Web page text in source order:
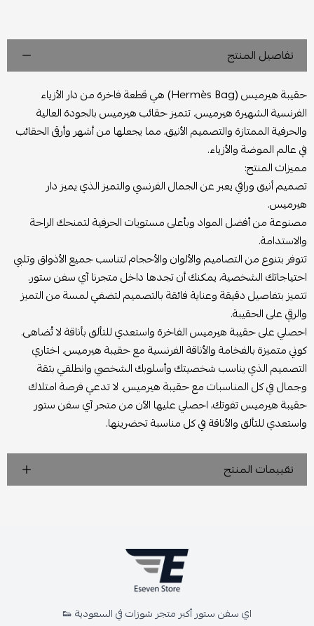
تفاصيل المنتج
حقيبة هيرميس (Hermès Bag) هي قطعة فاخرة من دار الأزياء
الفرنسية الشهيرة هيرميس. تتميز حقائب هيرميس بالجودة العالية
والحرفية الممتازة والتصميم الأنيق، مما يجعلها من أشهر وأرقى الحقائب
في عالم الموضة والأزياء.
مميزات المنتج:
تصميم أنيق وراقي يعبر عن الجمال الفرنسي والتميز الذي يميز دار
هيرميس.
مصنوعة من أفضل المواد وبأعلى مستويات الحرفية لتمنحك الراحة
والاستدامة.
تتوفر بتنوع من التصاميم والألوان والأحجام لتناسب جميع الأذواق وتلبي
احتياجاتك الشخصية، يمكنك أن تجدها داخل متجرنا آي سفن ستور.
تتميز بتفاصيل دقيقة وعناية فائقة بالتصميم لتضفي لمسة من التميز
والرقي على الحقيبة.
احصلي على حقيبة هيرميس الفاخرة واستعدي للتألق بأناقة لا تُضاهى.
كوني متميزة بالفخامة والأناقة الفرنسية مع حقيبة هيرميس. اختاري
التصميم الذي يناسب شخصيتك وأسلوبك الشخصي وانطلقي بثقة
وجمال في كل المناسبات مع حقيبة هيرميس. لا تدعي فرصة امتلاك
حقيبة هيرميس تفوتك، احصلي عليها الآن من متجر آي سفن ستور
واستعدي للتألق والأناقة في كل مناسبة تحضرينها.
تقييمات المنتج
اي سفن ستور أكبر متجر شوزات في السعودية 👟